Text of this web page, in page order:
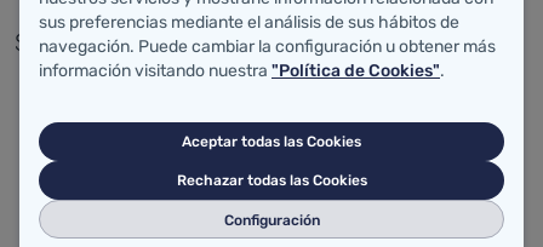
Segunda Planta
sus preferencias mediante el análisis de sus hábitos de
navegación. Puede cambiar la configuración u obtener más
información visitando nuestra "Política de Cookies".
Aceptar todas las Cookies
Rechazar todas las Cookies
Configuración